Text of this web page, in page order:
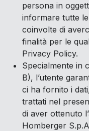
persona in
informare tutte
coinvolte di
finalità per le
Privacy Policy.
Specialmente in
B), l’utente
ci ha fornito i
trattati nel
di aver ottenuto
Homberger